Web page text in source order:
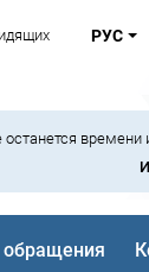
РУС
останется времени